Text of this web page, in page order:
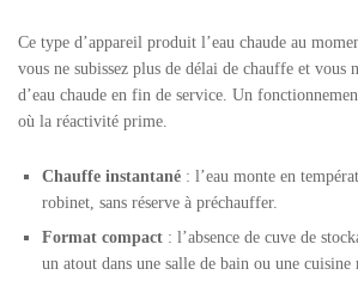
Ce type d’appareil produit l’eau chaude au
vous ne subissez plus de délai de chauffe et vous
d’eau chaude en fin de service. Un
où la réactivité prime.
Chauffe instantané : l’eau monte en
robinet, sans réserve à préchauffer.
Format compact : l’absence de cuve de
un atout dans une salle de bain ou une cuisine